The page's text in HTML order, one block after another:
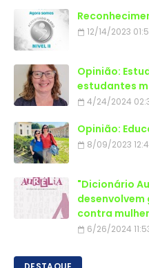
12/14/2023
Opinião:
estudantes
4/24/2024
Opinião:
8/09/2023
"Dicionário
contra
6/26/2024